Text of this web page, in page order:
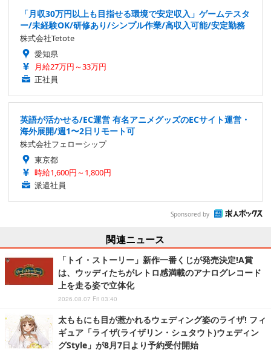
「月収30万円以上も目指せる環境で安定収入」ゲームテスタ
ー/未経験OK/研修あり/シンプル作業/高収入可能/安定勤務
株式会社Tetote
愛知県
月給27万円～33万円
正社員
英語が活かせる/EC運営 有名アニメグッズのECサイト運営・
海外展開/週1〜2日リモート可
株式会社フェローシップ
東京都
時給1,600円～1,800円
派遣社員
Sponsored by
関連ニュース
「トイ・ストーリー」新作一番くじが発売決定!A賞
は、ウッディたちがレトロ感満載のアナログレコード
上を走る姿で立体化
2026.08.07 Fri 03:40
太ももにも目が惹かれるウェディング姿のライザ! フィ
ギュア「ライザ(ライザリン・シュタウト)ウェディン
グStyle」が8月7日より予約受付開始